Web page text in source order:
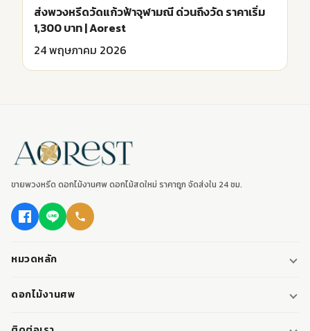
ส่งพวงหรีดวัดแก้วฟ้าจุฬามณี ด่วนถึงวัด ราคาเริ่ม
1,300 บาท | Aorest
24 พฤษภาคม 2026
ขายพวงหรีด ดอกไม้งานศพ ดอกไม้สดใหม่ ราคาถูก จัดส่งใน 24 ชม.
หมวดหลัก
พวงหรีด
ดอกไม้งานศพ
ดอกไม้หน้าศพ